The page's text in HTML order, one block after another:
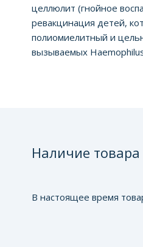
целлюлит (гнойное
ревакцинация детей,
полиомиелитный и
вызываемых
Наличие товара
В настоящее время